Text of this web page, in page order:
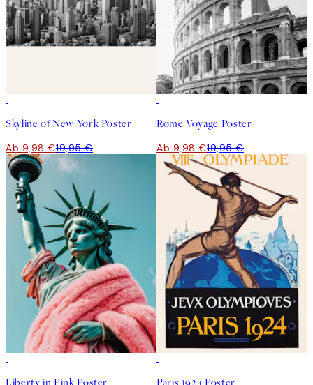
Skyline of New York Poster
Ab 9,98 €19,95 €
Rome Voyage Poster
Ab 9,98 €19,95 €
Liberty in Pink Poster Paris 1924 Poster